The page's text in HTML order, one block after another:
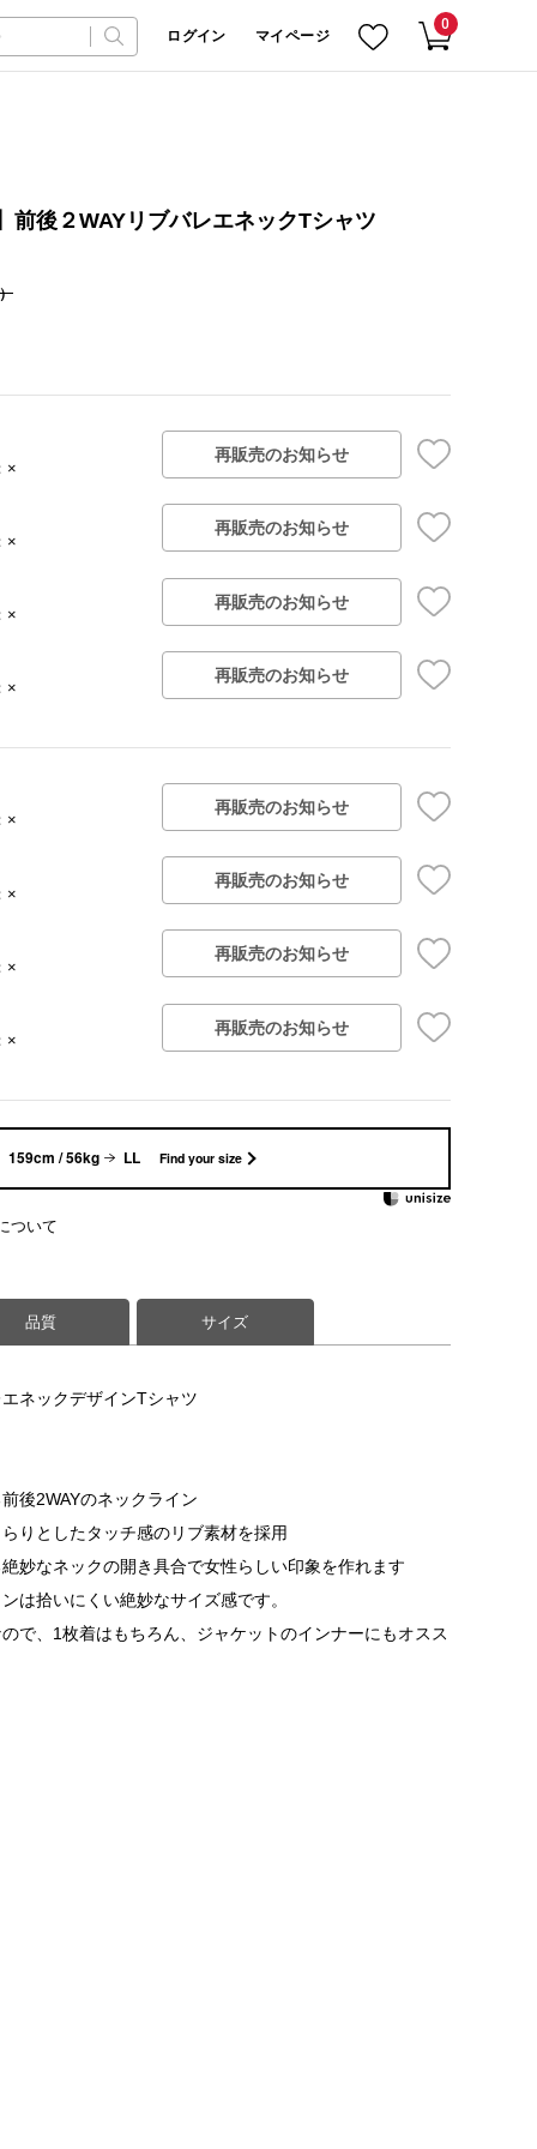
ログイン マイページ
0
前後２WAYリブバレエネックTシャツ
×
再販売のお知らせ
×
再販売のお知らせ
×
再販売のお知らせ
×
再販売のお知らせ
×
再販売のお知らせ
×
再販売のお知らせ
×
再販売のお知らせ
×
再販売のお知らせ
159cm / 56kg LL Find your size
ついて
品質 サイズ
ネックデザインTシャツ
後2WAYのネックライン
りとしたタッチ感のリブ素材を採用
妙なネックの開き具合で女性らしい印象を作れます
は拾いにくい絶妙なサイズ感です。
で、1枚着はもちろん、ジャケットのインナーにもオスス